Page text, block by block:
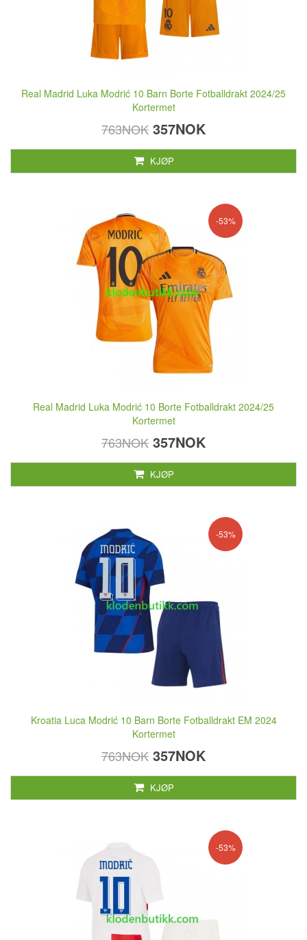
Real Madrid Luka Modrić 10 Barn Borte Fotballdrakt 2024/25
Kortermet
763NOK 357NOK
KJØP
-53%
Real Madrid Luka Modrić 10 Borte Fotballdrakt 2024/25
Kortermet
763NOK 357NOK
KJØP
-53%
Kroatia Luca Modrić 10 Barn Borte Fotballdrakt EM 2024
Kortermet
763NOK 357NOK
KJØP
-53%